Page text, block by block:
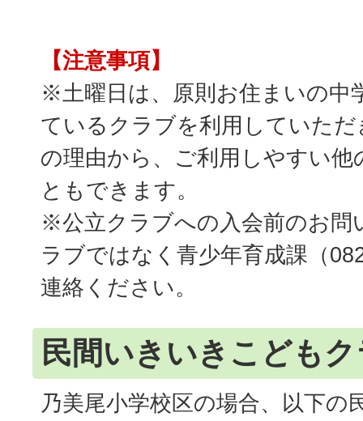
【注意事項】
※土曜日は、原則お住まいの中
ているクラブを利用していた
の理由から、ご利用しやすい
ともできます。
※公立クラブへの入会前のお問
ラブではなく青少年育成課（
連絡ください。
民間いきいきこども
乃美尾小学校区の場合、以下の